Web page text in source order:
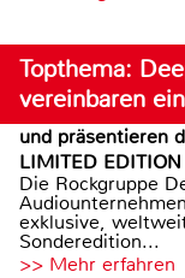
Topthema:
vereinbaren
und präsentieren
LIMITED EDITION
Die Rockgruppe
exklusive,
Sonderedition...
>> Mehr erfahren